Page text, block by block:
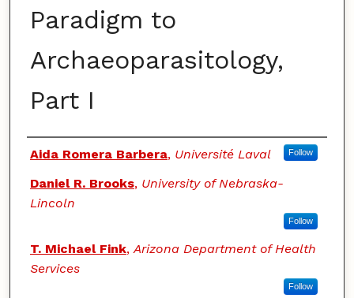
Paradigm to
Archaeoparasitology,
Part I
Authors
Aida Romera Barbera, Université Laval Follow
Daniel R. Brooks, University of Nebraska-
Lincoln
Follow
T. Michael Fink,Arizona Department of Health
Services
Follow